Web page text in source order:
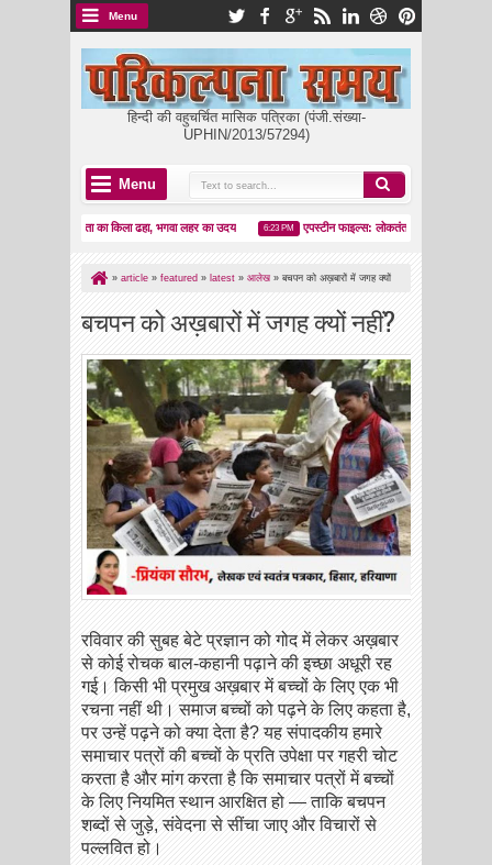
Menu
हिन्दी की वहुचर्चित मासिक पत्रिका (पंजी.संख्या-
UPHIN/2013/57294)
Menu
ममता का किला ढहा, भगवा लहर का उदय 6:23 PM एपस्टीन फाइल्स: लोकतंत्र का आईना या सत्ता का
» article » featured » latest » आलेख » बचपन को अख़बारों में जगह क्यों
बचपन को अख़बारों में जगह क्यों नहीं?
रविवार की सुबह बेटे प्रज्ञान को गोद में लेकर अख़बार
से कोई रोचक बाल-कहानी पढ़ाने की इच्छा अधूरी रह
गई। किसी भी प्रमुख अख़बार में बच्चों के लिए एक भी
रचना नहीं थी। समाज बच्चों को पढ़ने के लिए कहता है,
पर उन्हें पढ़ने को क्या देता है? यह संपादकीय हमारे
समाचार पत्रों की बच्चों के प्रति उपेक्षा पर गहरी चोट
करता है और मांग करता है कि समाचार पत्रों में बच्चों
के लिए नियमित स्थान आरक्षित हो — ताकि बचपन
शब्दों से जुड़े, संवेदना से सींचा जाए और विचारों से
पल्लवित हो।